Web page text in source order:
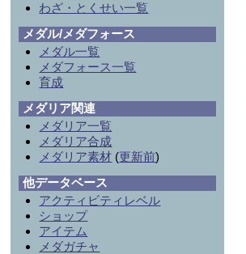
わざ・とくせい一覧
メダル/メダフォース
メダル一覧
メダフォース一覧
育成
メダリア関連
メダリア一覧
メダリア合成
メダリア素材 (更新前)
他データベース
アクティビティレベル
ショップ
アイテム
メダガチャ